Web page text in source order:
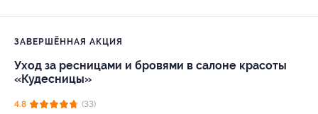
ЗАВЕРШЁННАЯ АКЦИЯ
Уход за ресницами и бровями в салоне красоты
«Кудесницы»
4.8 (33)